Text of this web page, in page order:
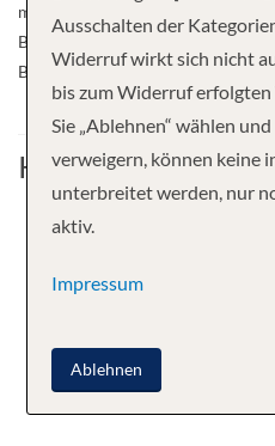
meist mit zum Boden reichender
Balkon, begeistern und laden zum
Bord verwöhnen wie Gott in
Kabine
Ausschalten der
Widerruf wirkt sich nicht
bis zum Widerruf
Sie „Ablehnen“ wählen
verweigern, können keine
unterbreitet werden, nur
aktiv.
Impressum
Ablehnen